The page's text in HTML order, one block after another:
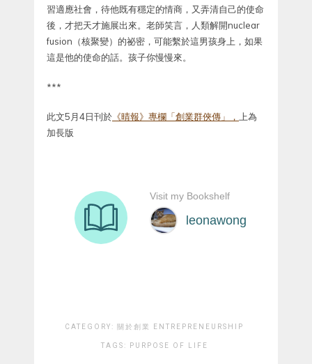
習適應社會，待他既有穩定的情商，又弄清自己的使命
後，才把天才施展出來。老師笑言，人類解開nuclear
fusion（核聚變）的祕密，可能繫於這男孩身上，如果
這是他的使命的話。孩子你慢慢來。
***
此文5月4日刊於 《晴報》專欄「創業群俠傳」，
上為
加長版
CATEGORY: 關於創業 ENTREPRENEURSHIP
TAGS: PURPOSE OF LIFE